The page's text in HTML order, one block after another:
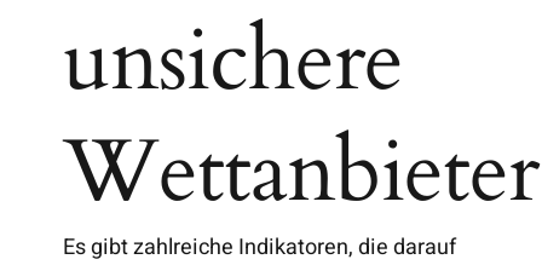
unsichere
Wettanbieter
Es gibt zahlreiche Indikatoren, die darauf